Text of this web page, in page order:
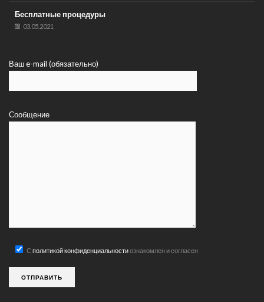
Бесплатные процедуры
03.05.2021
Ваш e-mail (обязательно)
Сообщение
С политикой конфиденциальностиознакомлен и согласен